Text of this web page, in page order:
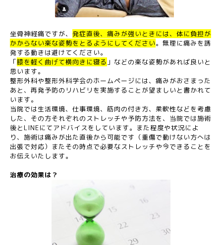
坐骨神経痛ですが、 発症直後、痛みが強いときには、体に負担が
かからない楽な姿勢をとるようにしてください。無理に痛みを誘
発する動きは避けてください。
「膝を軽く曲げて横向きに寝る 」などの楽な姿勢があれば良いと
思います。
整形外科や整形外科学会のホームページには、痛みがおさまった
あと、再発予防のリハビリを実施することが望ましいと書かれて
います。
当院では生活環境、仕事環境、筋肉の付き方、柔軟性などを考慮
した、その方それぞれのストレッチや予防方法を、当院では施術
後とLINEにてアドバイスをしています。また程度や状況によ
り、施術は痛みが出た直後から可能です（重傷で動けない方へは
出張で対応）またその時点で必要なストレッチや今できることを
お伝えいたします。
治療の効果は？